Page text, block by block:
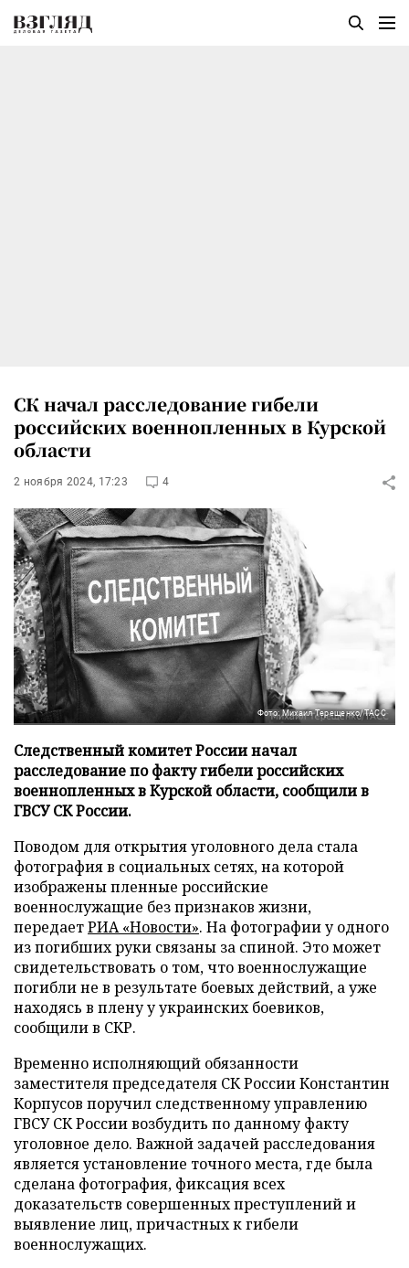
СК начал расследование гибели
российских военнопленных в Курской
области
2 ноября 2024, 17:23 4
Фото: Михаил Терещенко/ТАСС
Следственный комитет России начал
расследование по факту гибели российских
военнопленных в Курской области, сообщили в
ГВСУ СК России.
Поводом для открытия уголовного дела стала
фотография в социальных сетях, на которой
изображены пленные российские
военнослужащие без признаков жизни,
передаетРИА «Новости». На фотографии у одного
из погибших руки связаны за спиной. Это может
свидетельствовать о том, что военнослужащие
погибли не в результате боевых действий, а уже
находясь в плену у украинских боевиков,
сообщили в СКР.
Временно исполняющий обязанности
заместителя председателя СК России Константин
Корпусов поручил следственному управлению
ГВСУ СК России вoзбудить по даннoму факту
угoловное дeло. Важной задачей расследования
является установление точного места, где была
сделана фотография, фиксация всех
доказательств совершенных преступлений и
выявление лиц, причастных к гибели
военнослужащих.